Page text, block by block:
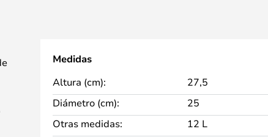
Medidas
Altura (cm):
27,5
Diámetro (cm):
25
Otras medidas:
12 L